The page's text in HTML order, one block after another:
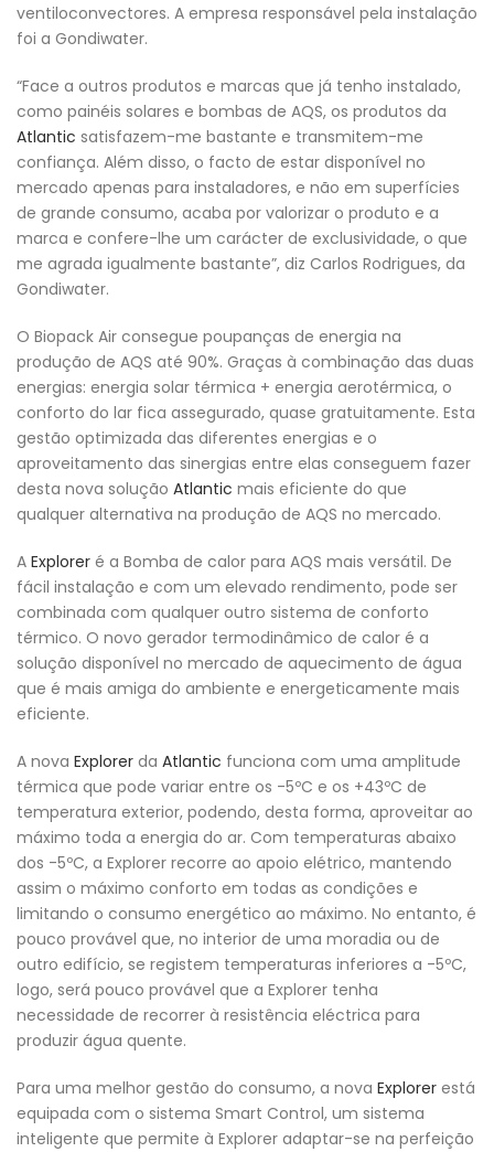
ventiloconvectores. A empresa responsável pela instalação
foi a Gondiwater.
“Face a outros produtos e marcas que já tenho instalado,
como painéis solares e bombas de AQS, os produtos da
Atlantic satisfazem-me bastante e transmitem-me
confiança. Além disso, o facto de estar disponível no
mercado apenas para instaladores, e não em superfícies
de grande consumo, acaba por valorizar o produto e a
marca e confere-lhe um carácter de exclusividade, o que
me agrada igualmente bastante”, diz Carlos Rodrigues, da
Gondiwater.
O Biopack Air consegue poupanças de energia na
produção de AQS até 90%. Graças à combinação das duas
energias: energia solar térmica + energia aerotérmica, o
conforto do lar fica assegurado, quase gratuitamente. Esta
gestão optimizada das diferentes energias e o
aproveitamento das sinergias entre elas conseguem fazer
desta nova solução Atlantic mais eficiente do que
qualquer alternativa na produção de AQS no mercado.
A Explorer é a Bomba de calor para AQS mais versátil. De
fácil instalação e com um elevado rendimento, pode ser
combinada com qualquer outro sistema de conforto
térmico. O novo gerador termodinâmico de calor é a
solução disponível no mercado de aquecimento de água
que é mais amiga do ambiente e energeticamente mais
eficiente.
A nova Explorer da Atlantic funciona com uma amplitude
térmica que pode variar entre os -5ºC e os +43ºC de
temperatura exterior, podendo, desta forma, aproveitar ao
máximo toda a energia do ar. Com temperaturas abaixo
dos -5ºC, a Explorer recorre ao apoio elétrico, mantendo
assim o máximo conforto em todas as condições e
limitando o consumo energético ao máximo. No entanto, é
pouco provável que, no interior de uma moradia ou de
outro edifício, se registem temperaturas inferiores a -5ºC,
logo, será pouco provável que a Explorer tenha
necessidade de recorrer à resistência eléctrica para
produzir água quente.
Para uma melhor gestão do consumo, a nova Explorer está
equipada com o sistema Smart Control, um sistema
inteligente que permite à Explorer adaptar-se na perfeição